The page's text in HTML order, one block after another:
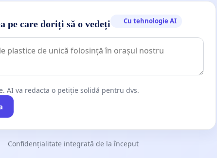
pe care doriți să o vedeți Cu tehnologie AI
AI va redacta o petiție solidă pentru dvs.
Confidențialitate integrată de la început